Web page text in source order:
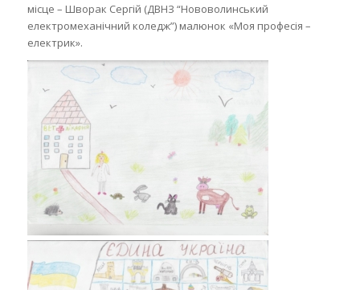
місце – Шворак Сергій (ДВНЗ “Нововолинський
електромеханічний коледж”) малюнок «Моя професія –
електрик».